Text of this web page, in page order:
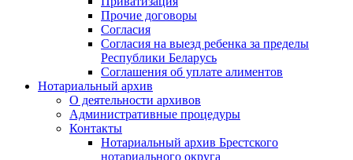
Прочие договоры
Согласия
Согласия на выезд ребенка за пределы
Республики Беларусь
Соглашения об уплате алиментов
Нотариальный архив
О деятельности архивов
Административные процедуры
Контакты
Нотариальный архив Брестского
нотариального округа